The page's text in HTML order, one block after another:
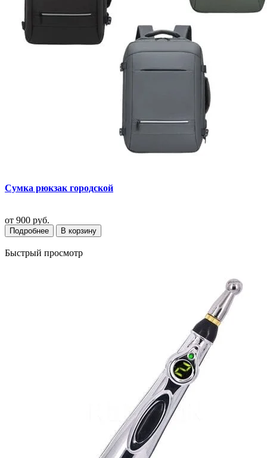
Сумка рюкзак городской
от 900 руб.
Подробнее В корзину
Быстрый просмотр